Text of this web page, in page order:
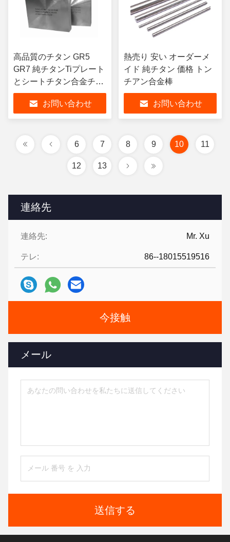
連絡先
連絡先: Mr. Xu
テレ: 86--18015519516
今接触
メール
送信する
高品質のチタン GR5
GR7 純チタンTiプレート
とシートチタン合金チタ
ンホイール
お問い合わせ
熱売り 安い オーダーメ
イド 純チタン 価格 トン
チアン合金棒
お問い合わせ
6 7 8 9 10 11
12 13